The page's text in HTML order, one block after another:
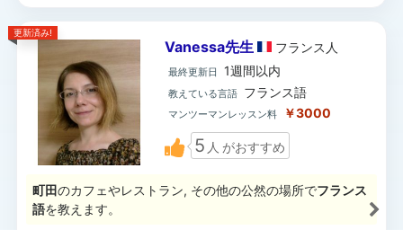
更新済み!
Vanessa先生 フランス 人
最終更新日 1週間以内
教えている言語 フランス語
マンツーマンレッスン料 ￥3000
5 人 がおすすめ
町田のカフェやレストラン, その他の公然の場所でフランス
語を教えます。